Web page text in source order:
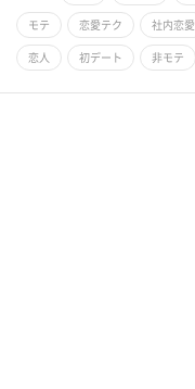
モテ 恋愛テク 社内恋愛
恋人 初デート 非モテ